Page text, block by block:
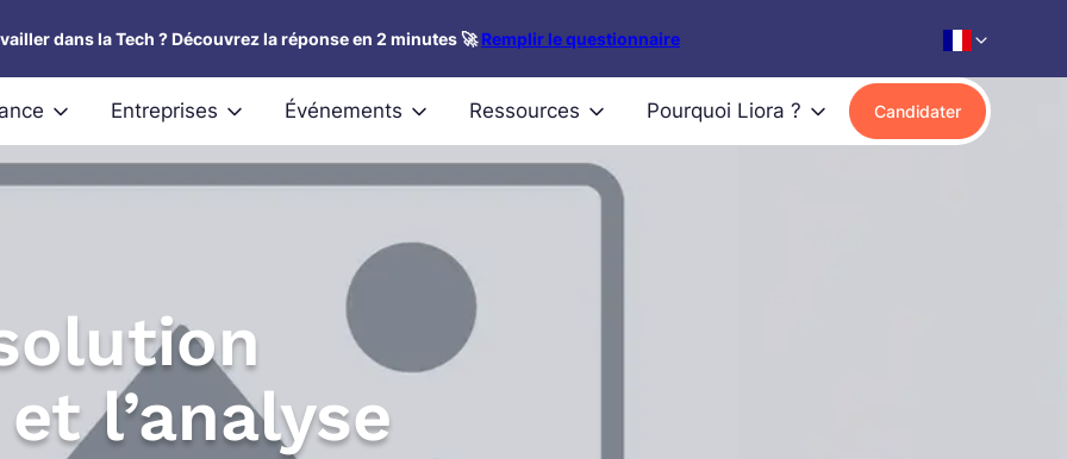
dans la Tech ? Découvrez la réponse en 2 minutes 🚀Remplir le questionnaire
Entreprises Événements Ressources Pourquoi Liora ? Candidater
l’analyse